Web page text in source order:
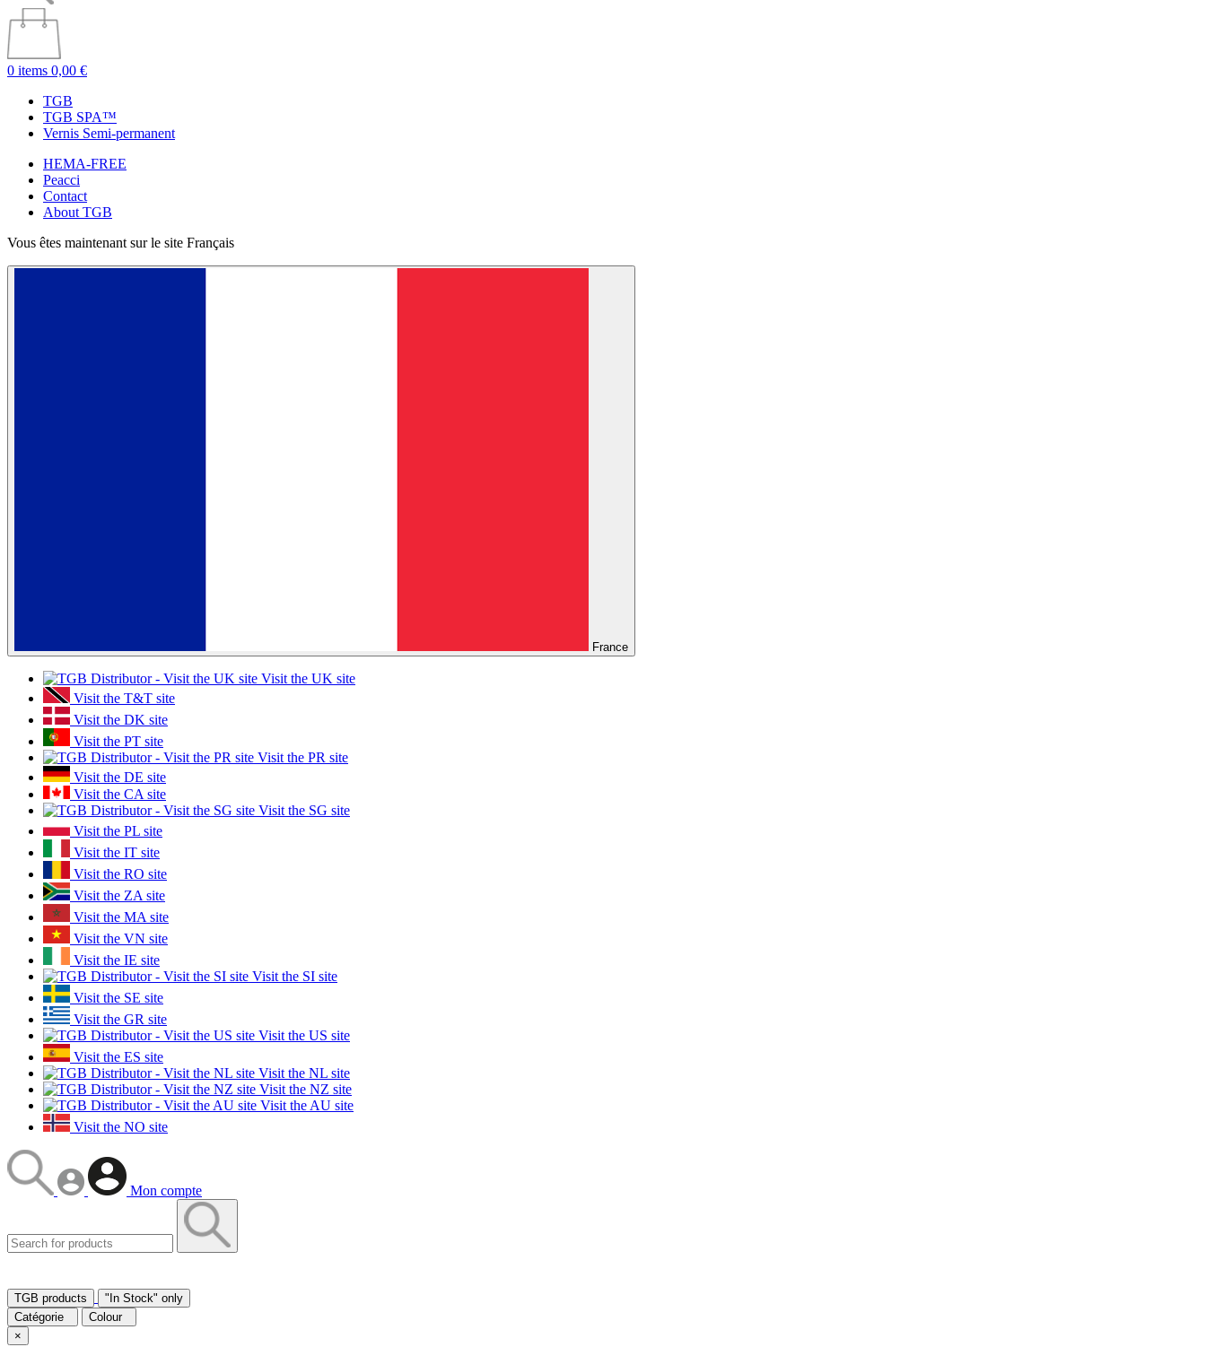
0 items 0,00 €
TGB
TGB SPA™
Vernis Semi-permanent
HEMA-FREE
Peacci
Contact
About TGB
Vous êtes maintenant sur le site Français
France
Visit the UK site
Visit the T&T site
Visit the DK site
Visit the PT site
Visit the PR site
Visit the DE site
Visit the CA site
Visit the SG site
Visit the PL site
Visit the IT site
Visit the RO site
Visit the ZA site
Visit the MA site
Visit the VN site
Visit the IE site
Visit the SI site
Visit the SE site
Visit the GR site
Visit the US site
Visit the ES site
Visit the NL site
Visit the NZ site
Visit the AU site
Visit the NO site
Mon compte
TGB products
"In Stock" only
Catégorie
Colour
×